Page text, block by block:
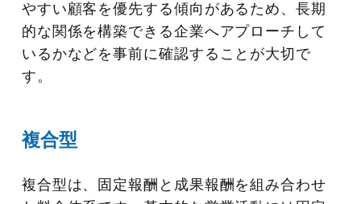
やすい顧客を優先する傾向があるため、長期
的な関係を構築できる企業へアプローチして
いるかなどを事前に確認することが大切で
す。
複合型
複合型は、固定報酬と成果報酬を組み合わせ